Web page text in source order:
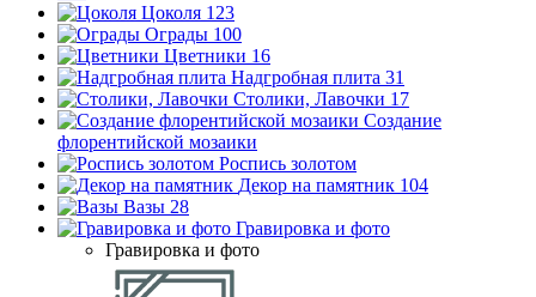
Цоколя 123
Ограды 100
Цветники 16
Надгробная плита 31
Столики, Лавочки 17
Создание
флорентийской мозаики
Роспись золотом
Декор на памятник 104
Вазы 28
Гравировка и фото
Гравировка и фото